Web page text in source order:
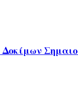
Δοκίμων